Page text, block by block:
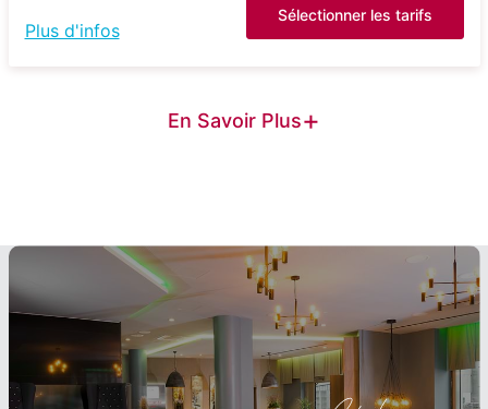
Plus d'infos
Sélectionner les tarifs
En Savoir Plus+